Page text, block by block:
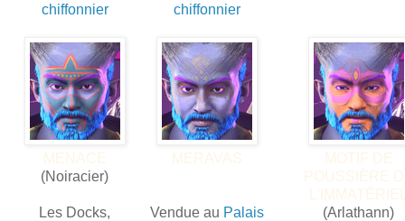
chiffonnier
chiffonnier
MENACE
(Noiracier)
Les Docks,
MERAVAS
Vendue au Palais
MOTIF DE
POUSSIÈRE
(Arlathann)